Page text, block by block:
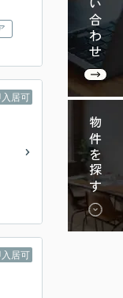
物件を探す
入居可
入居可